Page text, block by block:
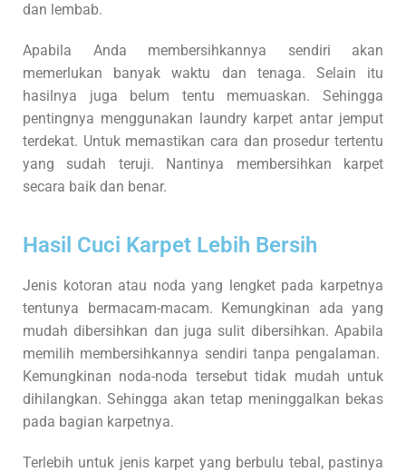
dan lembab.
Apabila Anda membersihkannya sendiri akan
memerlukan banyak waktu dan tenaga. Selain itu
hasilnya juga belum tentu memuaskan. Sehingga
pentingnya menggunakan laundry karpet antar jemput
terdekat. Untuk memastikan cara dan prosedur tertentu
yang sudah teruji. Nantinya membersihkan karpet
secara baik dan benar.
Hasil Cuci Karpet Lebih Bersih
Jenis kotoran atau noda yang lengket pada karpetnya
tentunya bermacam-macam. Kemungkinan ada yang
mudah dibersihkan dan juga sulit dibersihkan. Apabila
memilih membersihkannya sendiri tanpa pengalaman.
Kemungkinan noda-noda tersebut tidak mudah untuk
dihilangkan. Sehingga akan tetap meninggalkan bekas
pada bagian karpetnya.
Terlebih untuk jenis karpet yang berbulu tebal, pastinya